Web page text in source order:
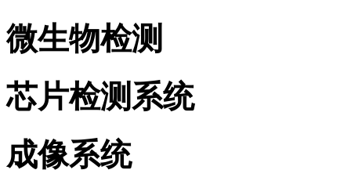
微生物检测
芯片检测系统
成像系统